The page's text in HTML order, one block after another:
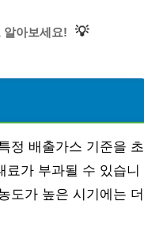
알아보세요! 💡
정 배출가스 기준을 초
가 부과될 수 있습니
도가 높은 시기에는 더